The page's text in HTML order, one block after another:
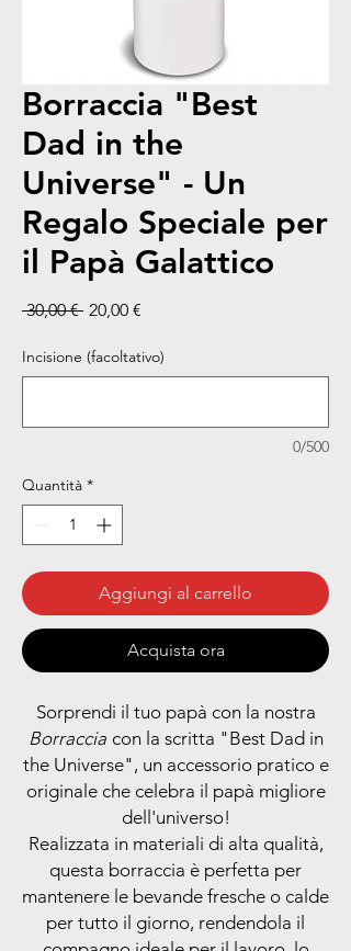
Borraccia "Best
Dad in the
Universe" - Un
Regalo Speciale per
il Papà Galattico
30,00 € Prezzo regolare
20,00 €
Incisione (facoltativo)
0/500
Quantità *
Aggiungi al carrello
Acquista ora
Sorprendi il tuo papà con la nostra
Borraccia con la scritta "Best Dad in
the Universe", un accessorio pratico e
originale che celebra il papà migliore
dell'universo!
Realizzata in materiali di alta qualità,
questa borraccia è perfetta per
mantenere le bevande fresche o calde
per tutto il giorno, rendendola il